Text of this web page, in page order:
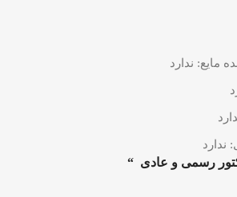
مایع: ندارد
ندارد
رسمی و عادی “